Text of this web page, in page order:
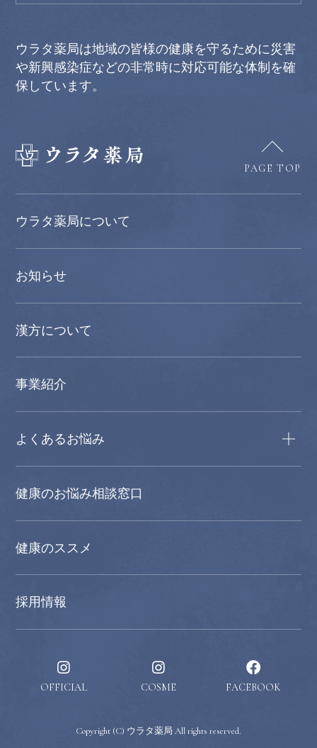
ウラタ薬局は地域の皆様の健康を守るために災害
や新興感染症などの非常時に対応可能な体制を確
保しています。
PAGE TOP
ウラタ薬局について
お知らせ
漢方について
事業紹介
よくあるお悩み
健康のお悩み相談窓口
健康のススメ
採用情報
OFFICIAL COSME FACEBOOK
Copyright (C) ウラタ薬局 All rights reserved.